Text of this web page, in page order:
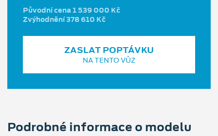
Původní cena 1 539 000 Kč
Zvýhodnění 378 610 Kč
ZASLAT POPTÁVKU
NA TENTO VŮZ
Podrobné informace o modelu